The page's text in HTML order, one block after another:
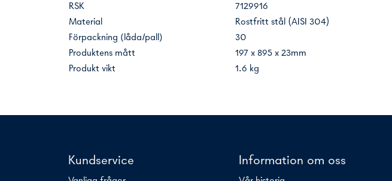
RSK
7129916
Material
Rostfritt stål (AISI 304)
Förpackning (låda/pall)
30
Produktens mått
197 x 895 x 23mm
Produkt vikt
1.6 kg
Kundservice Information om oss